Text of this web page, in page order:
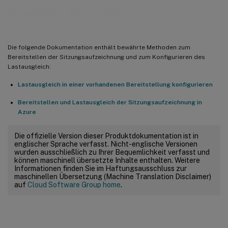
Die folgende Dokumentation enthält bewährte Methoden zum
Bereitstellen der Sitzungsaufzeichnung und zum Konfigurieren des
Lastausgleich:
Lastausgleich in einer vorhandenen Bereitstellung konfigurieren
Bereitstellen und Lastausgleich der Sitzungsaufzeichnung in
Azure
Die offizielle Version dieser Produktdokumentation ist in
englischer Sprache verfasst. Nicht-englische Versionen
wurden ausschließlich zu Ihrer Bequemlichkeit verfasst und
können maschinell übersetzte Inhalte enthalten. Weitere
Informationen finden Sie im Haftungsausschluss zur
maschinellen Übersetzung (Machine Translation Disclaimer)
auf Cloud Software Group home.